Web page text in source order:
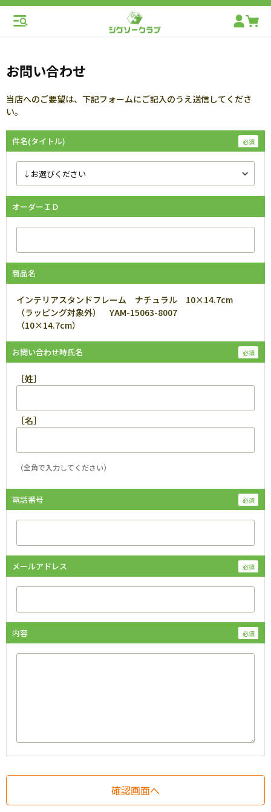
お問い合わせ
当店へのご要望は、下記フォームにご記入のうえ送信してくださ
い。
件名(タイトル)
オーダーＩＤ
商品名
インテリアスタンドフレーム ナチュラル 10×14.7cm
（ラッピング対象外） YAM-15063-8007
（10×14.7cm）
お問い合わせ時氏名
［姓］
［名］
（全角で入力してください）
電話番号
メールアドレス
内容